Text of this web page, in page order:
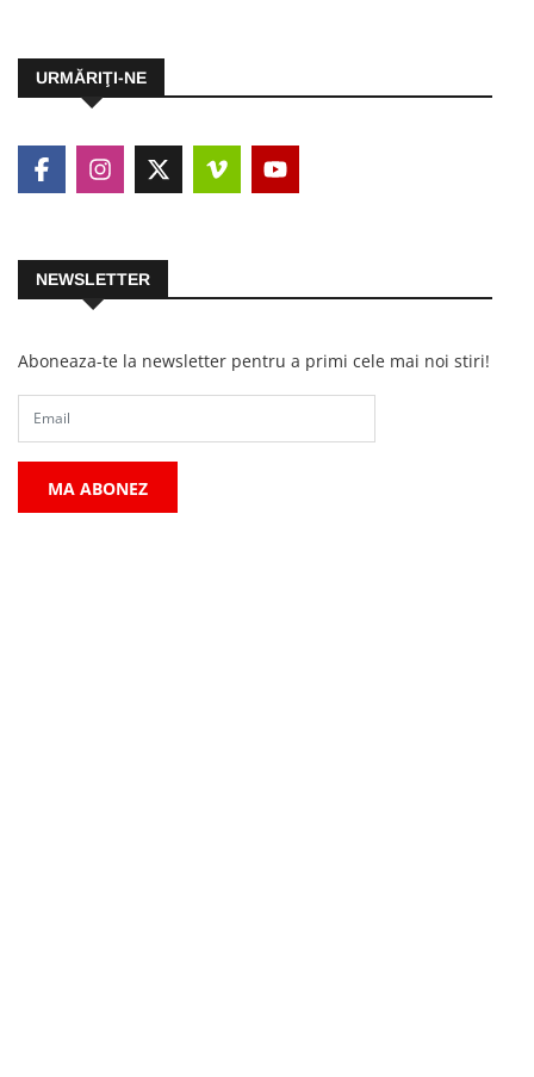
URMĂRIŢI-NE
NEWSLETTER
Aboneaza-te la newsletter pentru a primi cele mai noi stiri!
MA ABONEZ